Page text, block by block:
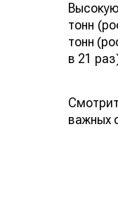
тонн
тонн
в 21
важных